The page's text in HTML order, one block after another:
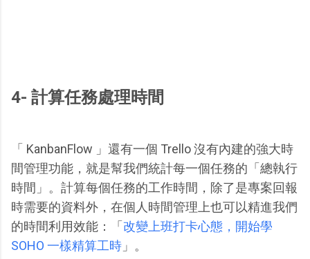
4- 計算任務處理時間
「 KanbanFlow 」還有一個 Trello 沒有內建的強大時
間管理功能，就是幫我們統計每一個任務的「總執行
時間」。計算每個任務的工作時間，除了是專案回報
時需要的資料外，在個人時間管理上也可以精進我們
的時間利用效能：「 改變上班打卡心態，開始學
SOHO 一樣精算工時 」。